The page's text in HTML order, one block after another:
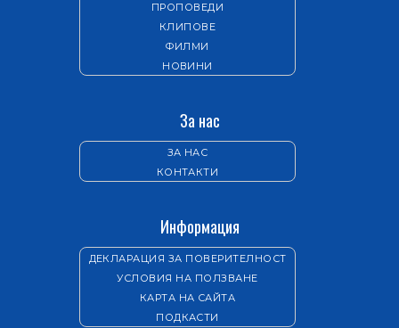
ПРОПОВЕДИ
КЛИПОВЕ
ФИЛМИ
НОВИНИ
За нас
ЗА НАС
КОНТАКТИ
Информация
ДЕКЛАРАЦИЯ ЗА ПОВЕРИТЕЛНОСТ
УСЛОВИЯ НА ПОЛЗВАНЕ
КАРТА НА САЙТА
ПОДКАСТИ